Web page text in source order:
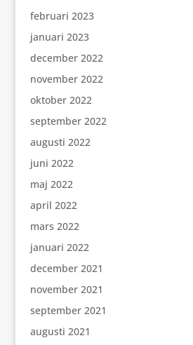
februari 2023
januari 2023
december 2022
november 2022
oktober 2022
september 2022
augusti 2022
juni 2022
maj 2022
april 2022
mars 2022
januari 2022
december 2021
november 2021
september 2021
augusti 2021